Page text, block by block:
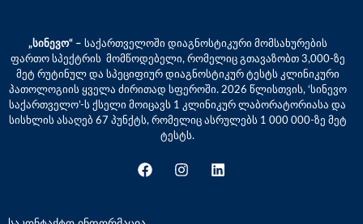
„სინევო“ – საქართველოში დიაგნოსტიკური მომსახურების
ფართო სპექტრის მომწოდებელი, რომელიც გთავაზობთ 3,000-ზე
მეტ რუტინულ და სპეციფიურ დიაგნოსტიკურ ტესტს კლინიკური
პათოლოგიის ყველა ძირითად სფეროში. 2026 წლისთვის, ‘სინევო
საქართველო’-ს ქსელი მოიცავს 1 კლინიკურ ლაბორატორიასა და
სისხლის ასაღებ 67 პუნქტს, რომელიც ასრულებს 1 000 000-ზე მეტ
ტესტს.